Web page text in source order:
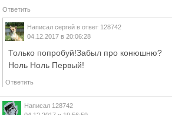
Ответить
Написал сергей в ответ 128742
04.12.2017 в 20:06:28
Только попробуй!Забыл про конюшню?
Ноль Ноль Первый!
Ответить
Написал 128742